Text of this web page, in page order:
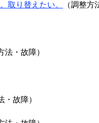
取り替えたい。 （調整方
法・故障）
・故障）